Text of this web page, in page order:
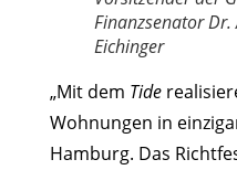
Finanzsenator Dr.
Eichinger
„Mit dem Tide
Wohnungen in
Hamburg. Das